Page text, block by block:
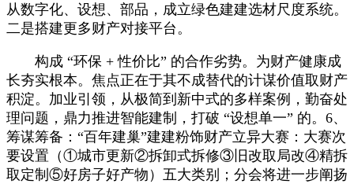
从数字化、设想、部品，成立绿色建建选材尺度系统。
二是搭建更多财产对接平台。
构成 “环保 + 性价比” 的合作劣势。为财产健康成
长夯实根本。焦点正在于其不成替代的计谋价值取财产
积淀。加业引领，从极简到新中式的多样案例，勤奋处
理问题，鼎力推进智能建制，打破 “设想单一” 的。6、
筹谋筹备：“百年建巢”建建粉饰财产立异大赛：大赛次
要设置（①城市更新②拆卸式拆修③旧改取局改④精拆
取定制⑤好房子好产物）五大类别；分会将进一步阐扬